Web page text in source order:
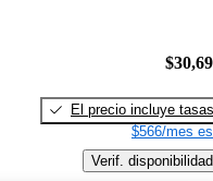
El precio incluye tasas
$566/mes
Verif. disponibilidad